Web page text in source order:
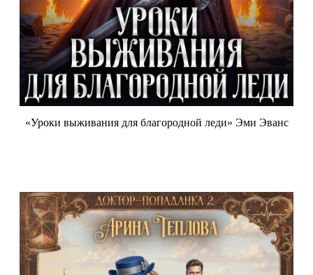
«Уроки выживания для благородной леди» Эми Эванс